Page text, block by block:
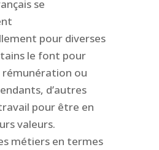
se
pour diverses
le font pour
ou
d’autres
pour être en
valeurs.
métiers en termes